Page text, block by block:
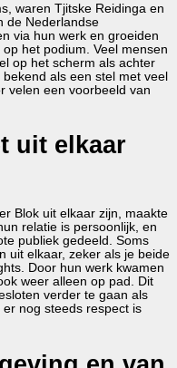
waren Tjitske Reidinga en
de Nederlandse
via hun werk en groeiden
het podium. Veel mensen
op het scherm als achter
als een stel met veel
velen een voorbeeld van
uit elkaar
Blok uit elkaar zijn, maakte
relatie is persoonlijk, en
publiek gedeeld. Soms
uit elkaar, zeker als je beide
Door hun werk kwamen
weer alleen op pad. Dit
verder te gaan als
er nog steeds respect is